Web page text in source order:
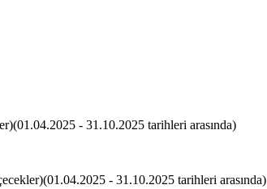
- 31.10.2025 tarihleri arasında)
- 31.10.2025 tarihleri arasında)